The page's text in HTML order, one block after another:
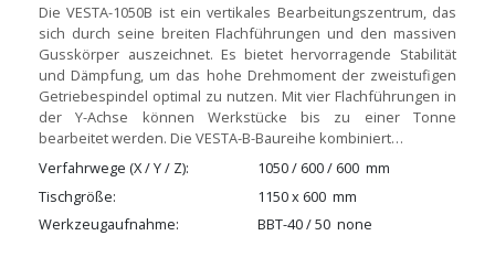
Die VESTA-1050B ist ein vertikales Bearbeitungszentrum, das
sich durch seine breiten Flachführungen und den massiven
Gusskörper auszeichnet. Es bietet hervorragende Stabilität
und Dämpfung, um das hohe Drehmoment der zweistufigen
Getriebespindel optimal zu nutzen. Mit vier Flachführungen in
der Y-Achse können Werkstücke bis zu einer Tonne
bearbeitet werden. Die VESTA-B-Baureihe kombiniert…
Verfahrwege (X / Y / Z)
1050 / 600 / 600 mm
Tischgröße
1150 x 600 mm
Werkzeugaufnahme
BBT-40 / 50 none